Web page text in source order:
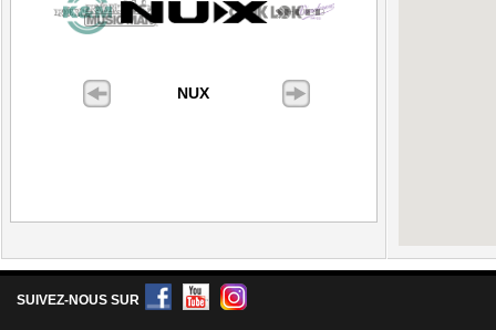
NUX
SUIVEZ-NOUS SUR